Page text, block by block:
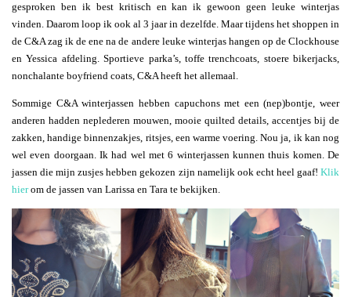
gesproken ben ik best kritisch en kan ik gewoon geen leuke winterjas
vinden. Daarom loop ik ook al 3 jaar in dezelfde. Maar tijdens het shoppen in
de C&A zag ik de ene na de andere leuke winterjas hangen op de Clockhouse
en Yessica afdeling. Sportieve parka’s, toffe trenchcoats, stoere bikerjacks,
nonchalante boyfriend coats, C&A heeft het allemaal.
Sommige C&A winterjassen hebben capuchons met een (nep)bontje, weer
anderen hadden neplederen mouwen, mooie quilted details, accentjes bij de
zakken, handige binnenzakjes, ritsjes, een warme voering. Nou ja, ik kan nog
wel even doorgaan. Ik had wel met 6 winterjassen kunnen thuis komen. De
jassen die mijn zusjes hebben gekozen zijn namelijk ook echt heel gaaf! Klik
hierom de jassen van Larissa en Tara te bekijken.